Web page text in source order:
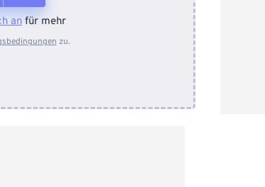
an für mehr
zu.